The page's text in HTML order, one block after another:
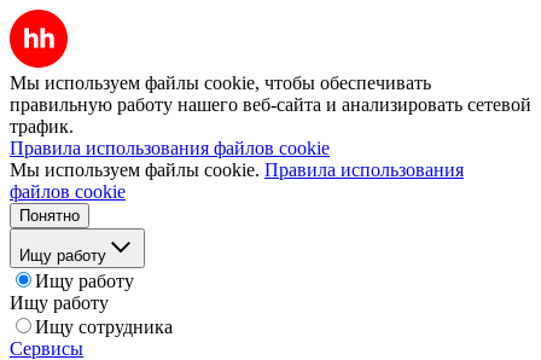
Мы используем файлы cookie, чтобы обеспечивать
правильную работу нашего веб-сайта и анализировать сетевой
трафик.
Правила использования файлов cookie
Мы используем файлы cookie. Правила использования
файлов cookie
Понятно
Ищу работу
Ищу работу
Ищу работу
Ищу сотрудника
Сервисы